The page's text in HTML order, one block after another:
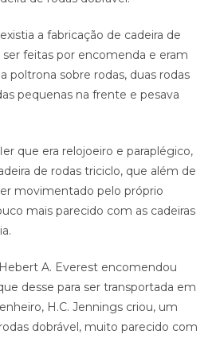
a fabricação de cadeira de
feitas por encomenda e eram
poltrona sobre rodas, duas rodas
pequenas na frente e pesava
que era relojoeiro e paraplégico,
de rodas triciclo, que além de
movimentado pelo próprio
mais parecido com as cadeiras
A. Everest encomendou
desse para ser transportada em
H.C. Jennings criou, um
dobrável, muito parecido com